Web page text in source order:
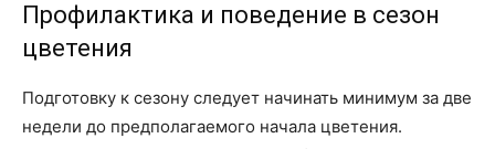
Профилактика и поведение в сезон
цветения
Подготовку к сезону следует начинать минимум за две
недели до предполагаемого начала цветения.